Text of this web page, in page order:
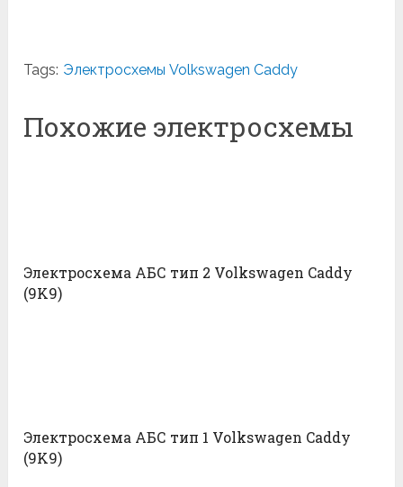
Tags: Электросхемы Volkswagen Caddy
Похожие электросхемы
Электросхема АБС тип 2 Volkswagen Caddy
(9K9)
Электросхема АБС тип 1 Volkswagen Caddy
(9K9)